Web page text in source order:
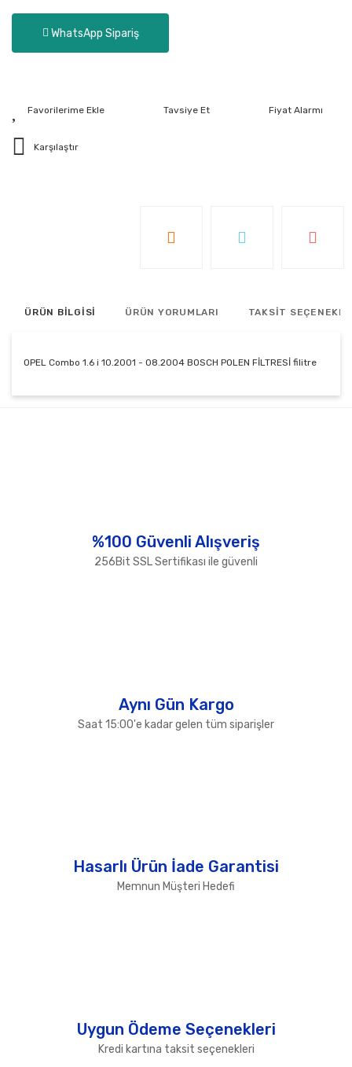
WhatsApp Sipariş
Tavsiye Et Fiyat Alarmı
Karşılaştır
ÜRÜN BİLGİSİ ÜRÜN YORUMLARI TAKSİT
OPEL Combo 1.6 i 10.2001 - 08.2004 BOSCH POLEN FİLTRESİ filitre
Ürün fiyatı diğer sitelerden daha pahalı.
%100 Güvenli Alışveriş
256Bit SSL Sertifikası ile güvenli
Aynı Gün Kargo
Saat 15:00'e kadar gelen tüm siparişler
Hasarlı Ürün İade Garantisi
Memnun Müşteri Hedefi
Uygun Ödeme Seçenekleri
Kredi kartına taksit seçenekleri